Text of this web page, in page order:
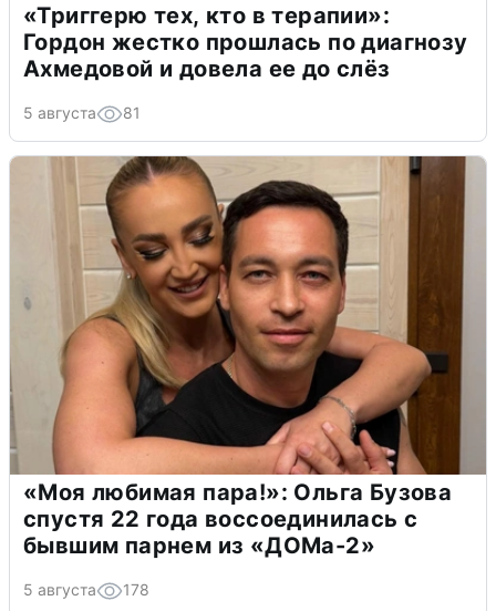
«Триггерю тех, кто в терапии»:
Гордон жестко прошлась по диагнозу
Ахмедовой и довела ее до слёз
5 августа 81
«Моя любимая пара!»: Ольга Бузова
спустя 22 года воссоединилась с
бывшим парнем из «ДОМа-2»
5 августа 178